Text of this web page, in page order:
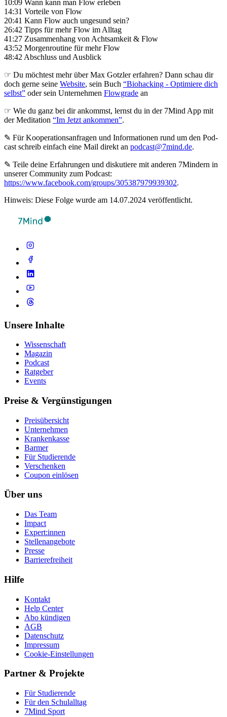
10:09 Wann kann man Flow erleben
14:31 Vorteile von Flow
20:41 Kann Flow auch ungesund sein?
26:42 Tipps für mehr Flow im Alltag
41:27 Zusammenhang von Achtsamkeit & Flow
43:52 Morgenroutine für mehr Flow
48:42 Abschluss und Ausblick
☞ Du möchtest mehr über Max Gotzler erfahren? Dann schau dir
doch gerne seine Website, sein Buch “Biohacking - Optimiere dich
selbst” oder sein Unternehmen Flowgrade an
☞ Wie du ganz bei dir ankommst, lernst du in der 7Mind App mit
der Meditation “Im Jetzt ankommen”.
✎ Für Koope­ra­ti­ons­an­fra­gen und Infor­ma­tio­nen rund um den Pod­
cast schreib ein­fach eine Mail direkt an podcast@7mind.de.
✎ Teile deine Erfahrungen und diskutiere mit anderen 7Mindern in
unserer Community zum Podcast:
https://www.facebook.com/groups/305387979939302.
Hinweis: Diese Folge wurde am 14.07.2024 veröffentlicht.
Unsere Inhalte
Wissenschaft
Magazin
Podcast
Ratgeber
Events
Preise & Vergünstigungen
Preisübersicht
Unternehmen
Krankenkasse
Barmer
Für Studierende
Ver­schen­ken
Coupon einlösen
Über uns
Das Team
Impact
Expert:innen
Stellenangebote
Presse
Barrierefreiheit
Hilfe
Kontakt
Help Center
Abo kündigen
AGB
Datenschutz
Impressum
Cookie-Einstellungen
Partner & Projekte
Für Stu­die­rende
Für den Schulalltag
7Mind Sport